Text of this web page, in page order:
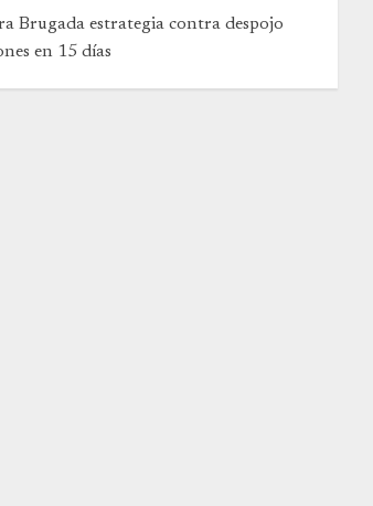
Brugada estrategia contra despojo
en 15 días